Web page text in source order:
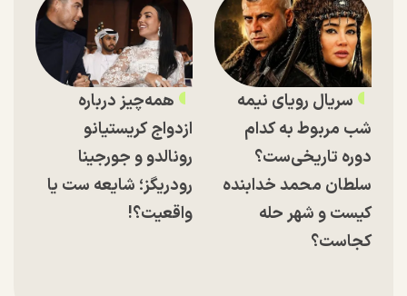
سریال رویای نیمه
شب مربوط به کدام
دوره تاریخی‌ست؟
سلطان محمد خدابنده
کیست و شهر حله
کجاست؟
همه‌چیز درباره
ازدواج کریستیانو
رونالدو و جورجینا
رودریگز؛ شایعه ست یا
واقعیت؟!